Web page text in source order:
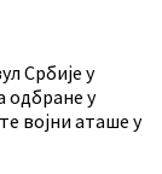
Србије у
одбране у
војни аташе у